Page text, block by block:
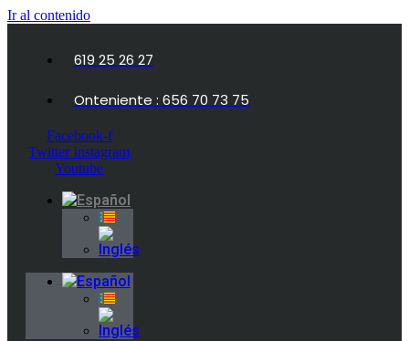
Ir al contenido
619 25 26 27
Onteniente : 656 70 73 75
Facebook-f
Twitter Instagram
Youtube